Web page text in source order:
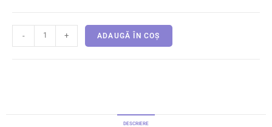
- + ADAUGĂ ÎN COȘ
DESCRIERE